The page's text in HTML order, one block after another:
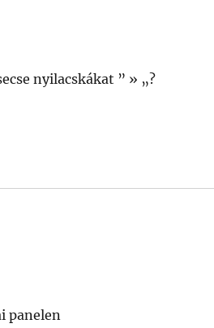
nyilacskákat ” » „?
panelen